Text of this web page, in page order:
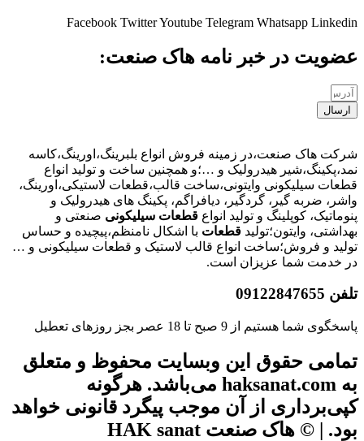
Facebook TwitterYoutube Telegram Whatsapp Linkedin
عضویت در خبر نامه هاک صنعت:
ارسال
شرکت هاک صنعت،در زمینه فروش انواع بلبرینگ،اورینگ،کاسه
نمد،پکینگ،شیر هیدرولیک و …؛و همچنین ساخت و تولید انواع
قطعات سیلیکونی وایتونی،ساخت قالب،قطعات لاستیکی،اورینگ،
واشر، ضربه گیر، گردگیر، دیافراگم، پکینگ های هیدرولیک و
پنوماتیک، کوپلینگ و تولید انواع قطعات سیلیکونی صنعتی و
بهداشتی، وایتون؛تولید قطعات با اشکال نامنظم،پیچیده و حساس
تولید و فروش؛ساخت انواع قالب لاستیک و قطعات سیلیکونی و …
در خدمت شما عزیزان است.
تلفن 09122847655
پاسخگوی شما هستیم از 9 صبح تا 18 عصر بجز روزهای تعطیل
تمامی حقوق این وبسایت محفوظ و متعلق
به haksanat.com می‌باشد. هرگونه
کپی‌برداری از آن موجب پیگرد قانونی خواهد
بود. | © هاک صنعت HAK sanat